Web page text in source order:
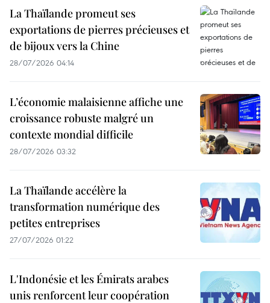
La Thaïlande promeut ses
exportations de pierres précieuses et
de bijoux vers la Chine
28/07/2026 04:14
L’économie malaisienne affiche une
croissance robuste malgré un
contexte mondial difficile
28/07/2026 03:32
La Thaïlande accélère la
transformation numérique des
petites entreprises
27/07/2026 01:22
L'Indonésie et les Émirats arabes
unis renforcent leur coopération